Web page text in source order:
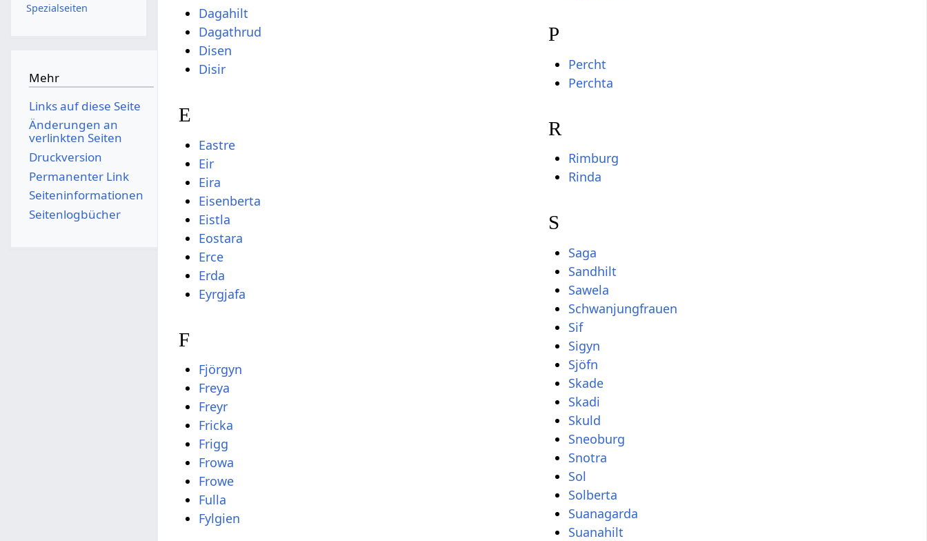
Dagahilt
Dagathrud
Disen
Disir
E
Eastre
Eir
Eira
Eisenberta
Eistla
Eostara
Erce
Erda
Eyrgjafa
F
Fjörgyn
Freya
Freyr
Fricka
Frigg
Frowa
Frowe
Fulla
Fylgien
P
Percht
Perchta
R
Rimburg
Rinda
S
Saga
Sandhilt
Sawela
Schwanjungfrauen
Sif
Sigyn
Sjöfn
Skade
Skadi
Skuld
Sneoburg
Snotra
Sol
Solberta
Suanagarda
Suanahilt
Spezialseiten
Mehr
Links auf diese Seite
Änderungen an
verlinkten Seiten
Druckversion
Permanenter Link
Seiten­­informationen
Seitenlogbücher